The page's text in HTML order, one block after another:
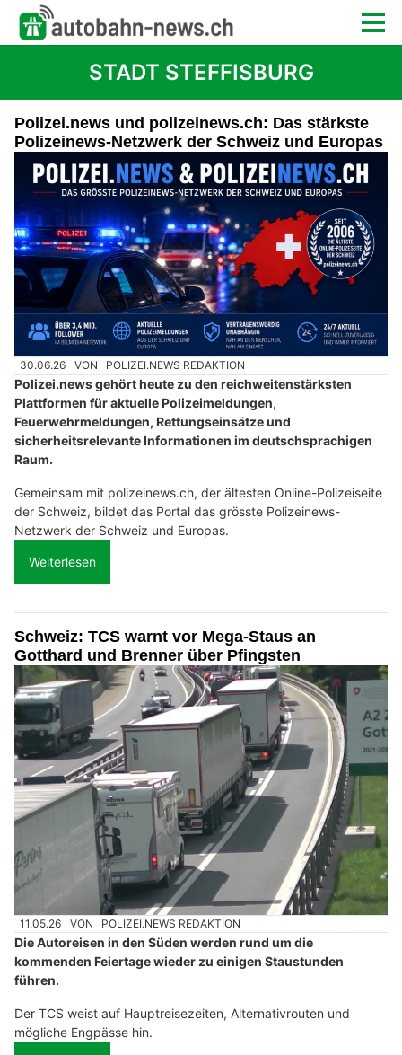
STADT STEFFISBURG
Polizei.news und polizeinews.ch: Das stärkste
Polizeinews-Netzwerk der Schweiz und Europas
30.06.26 VON POLIZEI.NEWS REDAKTION
Polizei.news gehört heute zu den reichweitenstärksten
Plattformen für aktuelle Polizeimeldungen,
Feuerwehrmeldungen, Rettungseinsätze und
sicherheitsrelevante Informationen im deutschsprachigen
Raum.
Gemeinsam mit polizeinews.ch, der ältesten Online-Polizeiseite
der Schweiz, bildet das Portal das grösste Polizeinews-
Netzwerk der Schweiz und Europas.
Weiterlesen
Schweiz: TCS warnt vor Mega-Staus an
Gotthard und Brenner über Pfingsten
11.05.26 VON POLIZEI.NEWS REDAKTION
Die Autoreisen in den Süden werden rund um die
kommenden Feiertage wieder zu einigen Staustunden
führen.
Der TCS weist auf Hauptreisezeiten, Alternativrouten und
mögliche Engpässe hin.